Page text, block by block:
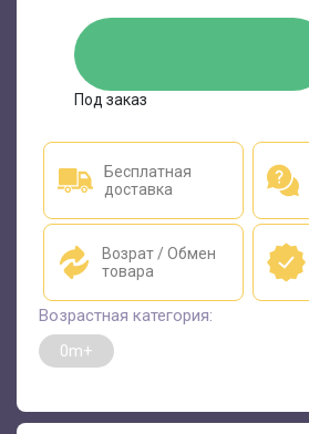
Под заказ
Бесплатная
доставка
Возрат / Обмен
товара
Возрастная категория:
0m+